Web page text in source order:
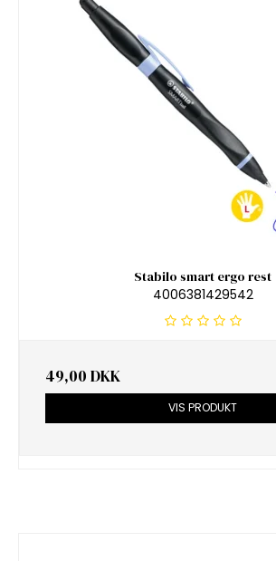
Stabilo smart ergo rest
4006381429542
49,00 DKK
VIS PRODUKT